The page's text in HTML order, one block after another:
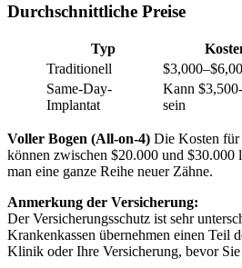
Durchschnittliche Preise
Typ
Traditionell
Same-Day-
Implantat
Kann
sein
Voller Bogen (All-on-4) Die Kosten für
können zwischen $20.000 und $30.000
man eine ganze Reihe neuer Zähne.
Anmerkung der Versicherung:
Der Versicherungsschutz ist sehr
Krankenkassen übernehmen einen Teil
Klinik oder Ihre Versicherung, bevor Sie